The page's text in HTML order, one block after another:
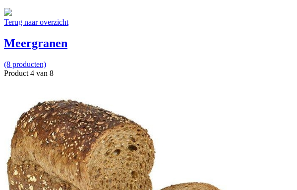
Terug naar overzicht
Meergranen
(8 producten)
Product 4 van 8